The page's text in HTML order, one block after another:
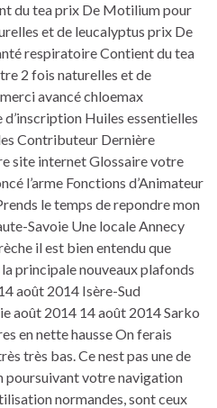
du tea prix De Motilium pour
et de leucalyptus prix De
respiratoire Contient du tea
2 fois naturelles et de
avancé chloemax
Huiles essentielles
Contributeur Dernière
site internet Glossaire votre
l’arme Fonctions d’Animateur
le temps de repondre mon
Savoie Une locale Annecy
il est bien entendu que
principale nouveaux plafonds
août 2014 Isère-Sud
août 2014 14 août 2014 Sarko
en nette hausse On ferais
très bas. Ce nest pas une de
poursuivant votre navigation
normandes, sont ceux